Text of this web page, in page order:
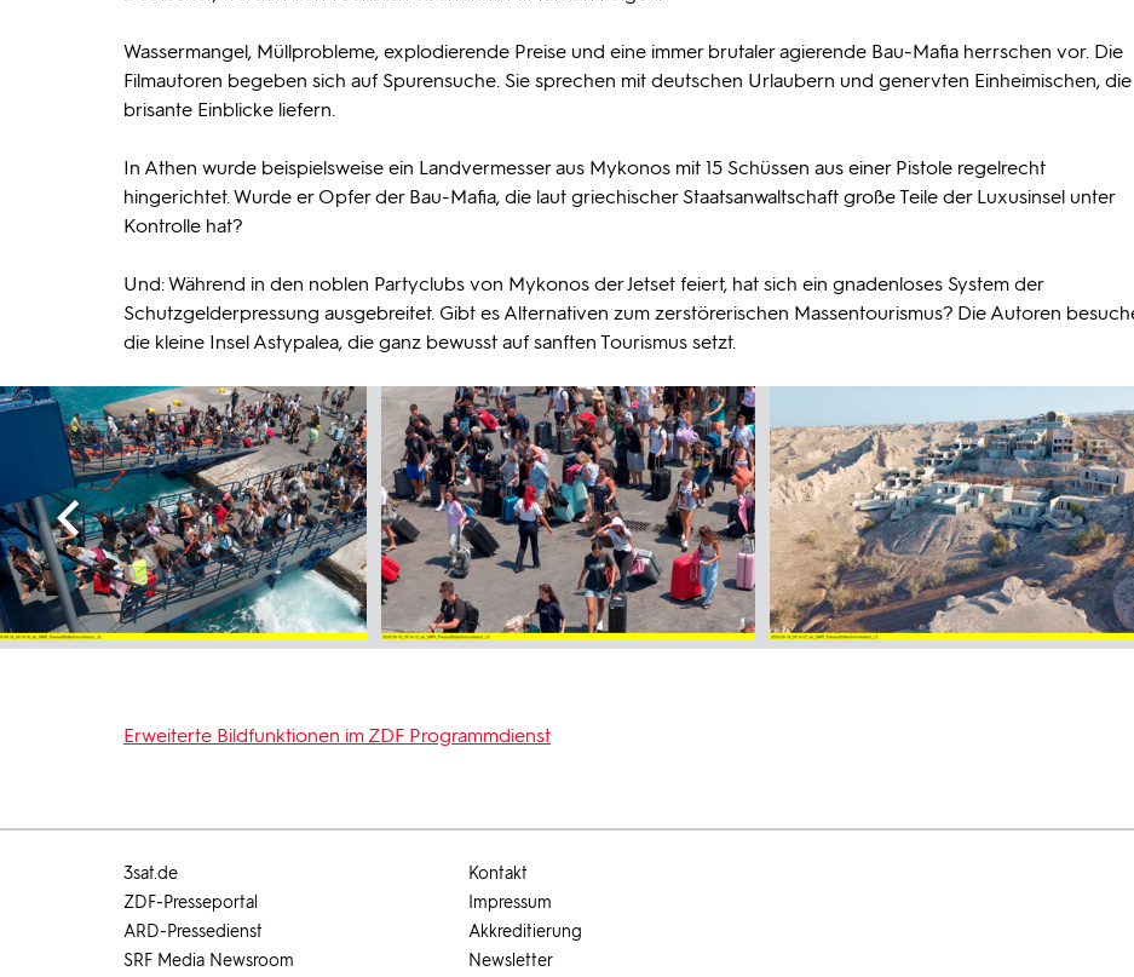
Wassermangel, Müllprobleme, explodierende Preise und eine immer brutaler agierende Bau-Mafia herrschen vor. Die
Filmautoren begeben sich auf Spurensuche. Sie sprechen mit deutschen Urlaubern und genervten Einheimischen, die
brisante Einblicke liefern.
In Athen wurde beispielsweise ein Landvermesser aus Mykonos mit 15 Schüssen aus einer Pistole regelrecht
hingerichtet. Wurde er Opfer der Bau-Mafia, die laut griechischer Staatsanwaltschaft große Teile der Luxusinsel unter
Kontrolle hat?
Und: Während in den noblen Partyclubs von Mykonos der Jetset feiert, hat sich ein gnadenloses System der
Schutzgelderpressung ausgebreitet. Gibt es Alternativen zum zerstörerischen Massentourismus? Die Autoren
die kleine Insel Astypalea, die ganz bewusst auf sanften Tourismus setzt.
Erweiterte Bildfunktionen im ZDF Programmdienst
3sat.de
ZDF-Presseportal
ARD-Pressedienst
SRF Media Newsroom
Kontakt
Impressum
Akkreditierung
Newsletter